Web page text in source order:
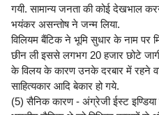
गयी. सामान्य जनता की कोई देखभाल
भयंकर असन्तोष ने जन्म लिया.
विलियम बैंटिक ने भूमि सुधार के नाम पर
छीन ली इससे लगभग 20 हजार छोटे
के विलय के कारण उनके दरबार में रहने
साहित्यकार आदि बेकार हो गये.
(5) सैनिक कारण - अंग्रेजी ईस्ट